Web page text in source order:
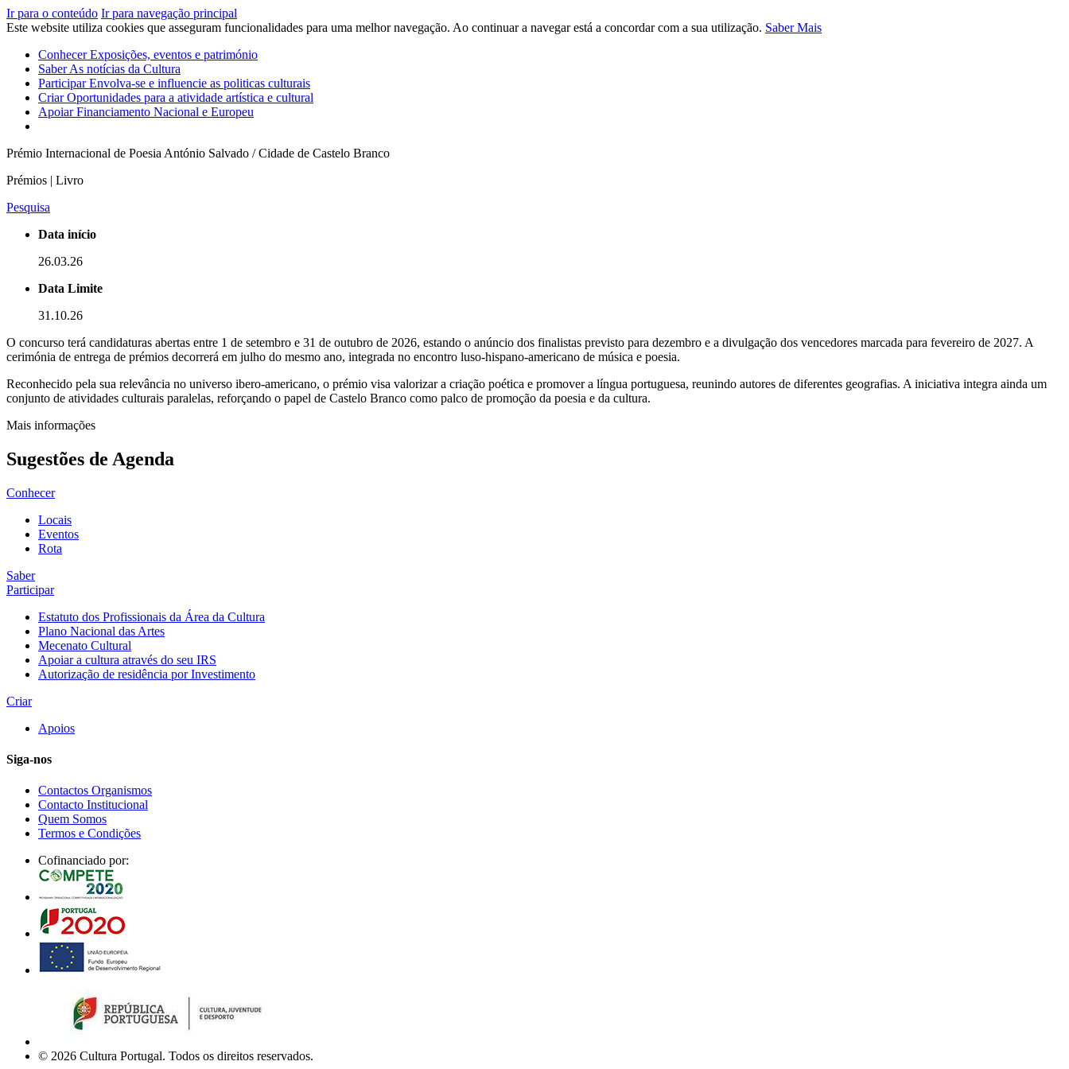
Ir para o conteúdo Ir para navegação principal
Este website utiliza cookies que asseguram funcionalidades para uma melhor navegação. Ao continuar a navegar está a concordar com a sua utilização. Saber Mais
ConhecerExposições, eventos e património
SaberAs notícias da Cultura
ParticiparEnvolva-se e influencie as politicas culturais
CriarOportunidades para a atividade artística e cultural
ApoiarFinanciamento Nacional e Europeu
Prémio Internacional de Poesia António Salvado / Cidade de Castelo Branco
Prémios | Livro
Pesquisa
Data início
26.03.26
Data Limite
31.10.26
O concurso terá candidaturas abertas entre 1 de setembro e 31 de outubro de 2026, estando o anúncio dos finalistas previsto para dezembro e a divulgação dos vencedores marcada para fevereiro de 2027. A
cerimónia de entrega de prémios decorrerá em julho do mesmo ano, integrada no encontro luso-hispano-americano de música e poesia.
Reconhecido pela sua relevância no universo ibero-americano, o prémio visa valorizar a criação poética e promover a língua portuguesa, reunindo autores de diferentes geografias. A iniciativa integra ainda um
conjunto de atividades culturais paralelas, reforçando o papel de Castelo Branco como palco de promoção da poesia e da cultura.
Mais informações
Sugestões de Agenda
Conhecer
Locais
Eventos
Rota
Saber
Participar
Estatuto dos Profissionais da Área da Cultura
Plano Nacional das Artes
Mecenato Cultural
Apoiar a cultura através do seu IRS
Autorização de residência por Investimento
Criar
Apoios
Siga-nos
Contactos Organismos
Contacto Institucional
Quem Somos
Termos e Condições
Cofinanciado por:
© 2026 Cultura Portugal. Todos os direitos reservados.